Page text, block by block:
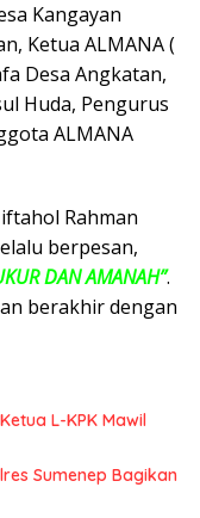
Kangayan
Ketua ALMANA (
Desa Angkatan,
Huda, Pengurus
ALMANA
Rahman
berpesan,
DAN AMANAH”.
berakhir dengan
L-KPK Mawil
Sumenep Bagikan